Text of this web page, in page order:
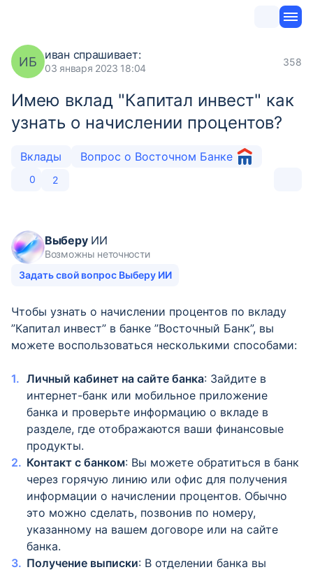
ИБ иван спрашивает:
03 января 2023 18:04
358
Имею вклад "Капитал инвест" как
узнать о начислении процентов?
Вклады Вопрос о Восточном Банке
0 2
ВыберуИИ
Возможны неточности
Задать свой вопрос Выберу ИИ
Чтобы узнать о начислении процентов по вкладу
”Капитал инвест” в банке ”Восточный Банк”, вы
можете воспользоваться несколькими способами:
Личный кабинет на сайте банка: Зайдите в
интернет-банк или мобильное приложение
банка и проверьте информацию о вкладе в
разделе, где отображаются ваши финансовые
продукты.
Контакт с банком: Вы можете обратиться в банк
через горячую линию или офис для получения
информации о начислении процентов. Обычно
это можно сделать, позвонив по номеру,
указанному на вашем договоре или на сайте
банка.
Получение выписки: В отделении банка вы